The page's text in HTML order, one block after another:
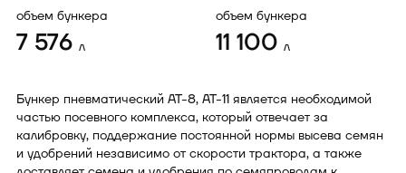
объем бункера
7 576 л
объем бункера
11 100 л
Бункер пневматический АТ-8, АТ-11 является необходимой
частью посевного комплекса, который отвечает за
калибровку, поддержание постоянной нормы высева семян
и удобрений независимо от скорости трактора, а также